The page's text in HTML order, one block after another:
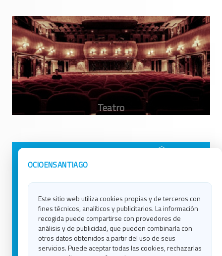
OCIOENSANTIAGO
Este sitio web utiliza cookies propias y de terceros con
fines técnicos, analíticos y publicitarios. La información
recogida puede compartirse con provedores de
análisis y de publicidad, que pueden combinarla con
otros datos obtenidos a partir del uso de seus
servicios. Puede aceptar todas las cookies, rechazarlas
Avisos Legales
Contacto
Política de Cookies
Ocio en Lugo
Ocio en Ourense
Ocio en Pontevedra
Ocio en Santiago
Ocio en Vigo